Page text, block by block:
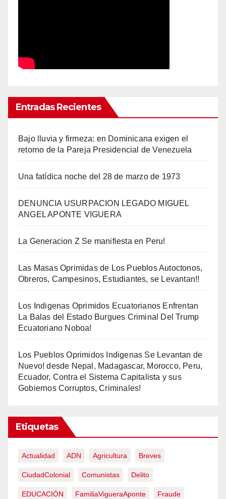
Entradas Recientes
Bajo lluvia y firmeza: en Dominicana exigen el
retorno de la Pareja Presidencial de Venezuela
Una fatídica noche del 28 de marzo de 1973
DENUNCIA USURPACION LEGADO MIGUEL
ANGEL APONTE VIGUERA
La Generacion Z Se manifiesta en Peru!
Las Masas Oprimidas de Los Pueblos Autoctonos,
Obreros, Campesinos, Estudiantes, se Levantan!!
Los Indigenas Oprimidos Ecuatorianos Enfrentan
La Balas del Estado Burgues Criminal Del Trump
Ecuatoriano Noboa!
Los Pueblos Oprimidos Indigenas Se Levantan de
Nuevo! desde Nepal, Madagascar, Morocco, Peru,
Ecuador, Contra el Sistema Capitalista y sus
Gobiernos Corruptos, Criminales!
Etiquetas
Actualidad ADN Agricultura Breves
CiudadColonial Comunistas Delito
EDUCACIÓN FamiliaVigueraAponte Fraude